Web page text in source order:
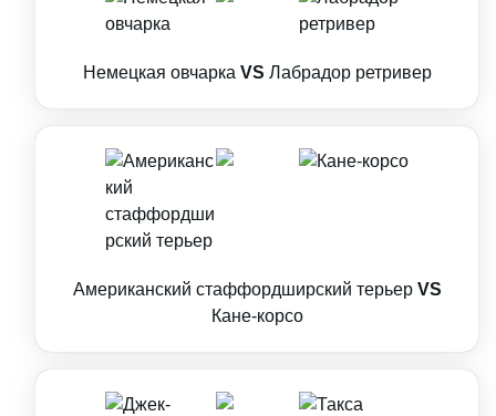
Немецкая овчарка VS Лабрадор ретривер
Американский стаффордширский терьер VS
Кане-корсо